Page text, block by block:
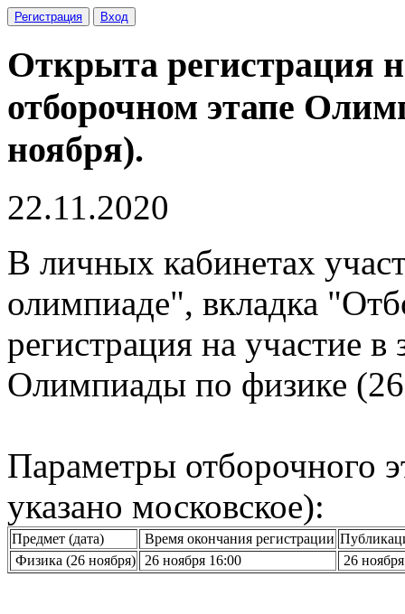
Регистрация Вход
Открыта регистрация
отборочном этапе
ноября).
22.11.2020
В личных кабинетах
олимпиаде", вкладка
регистрация на участие
Олимпиады по физике
Параметры отборочного
указано московское):
Предмет (дата) Время окончания регистрации
Физика (26 ноября) 26 ноября 16:00 26